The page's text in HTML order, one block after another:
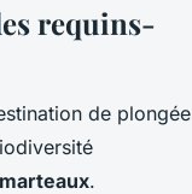
requins-
de plongée
.